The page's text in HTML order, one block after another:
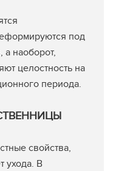
под
наоборот,
целостность на
периода.
свойства,
ухода. В